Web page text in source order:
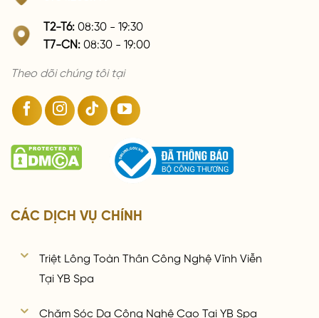
T2-T6: 08:30 - 19:30
T7-CN: 08:30 - 19:00
Theo dõi chúng tôi tại
CÁC DỊCH VỤ CHÍNH
Triệt Lông Toàn Thân Công Nghệ Vĩnh Viễn
Tại YB Spa
Chăm Sóc Da Công Nghệ Cao Tại YB Spa